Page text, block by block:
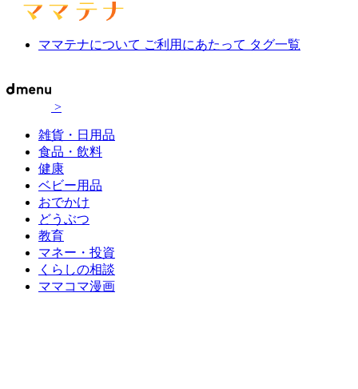
ママテナについて ご利用にあたって タグ一覧
>
雑貨・日用品
食品・飲料
健康
ベビー用品
おでかけ
どうぶつ
教育
マネー・投資
くらしの相談
ママコマ漫画